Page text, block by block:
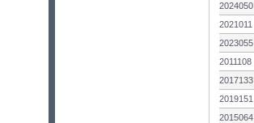
2024050
2021011
2023055
2011108
2017133
2019151
2015064